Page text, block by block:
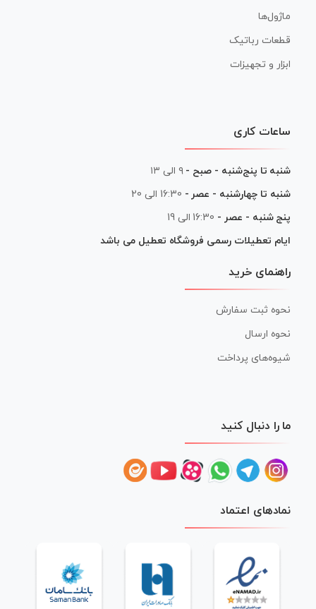
ماژول‌ها
قطعات رباتیک
ابزار و تجهیزات
ساعات کاری
شنبه تا پنج‌شنبه - صبح - ۹ الی ۱۳
شنبه تا چهارشنبه - عصر - 16:30 الی 20
پنج شنبه - عصر - 16:30 الی 19
ایام تعطیلات رسمی فروشگاه تعطیل می باشد
راهنمای خرید
نحوه ثبت سفارش
نحوه ارسال
شیوه‌های پرداخت
ما را دنبال کنید
نمادهای اعتماد